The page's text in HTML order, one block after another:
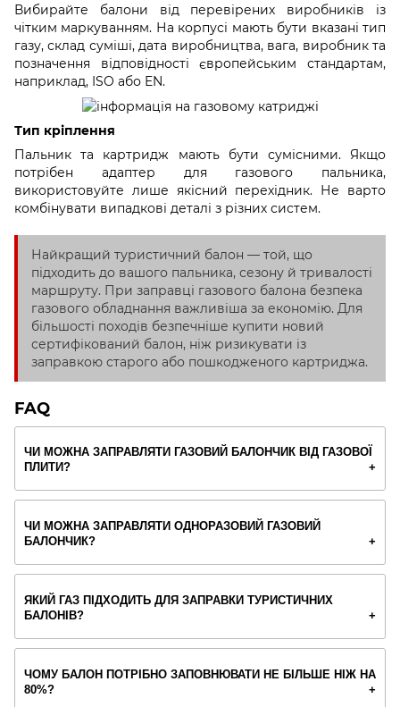
Вибирайте балони від перевірених виробників із
чітким маркуванням. На корпусі мають бути вказані тип
газу, склад суміші, дата виробництва, вага, виробник та
позначення відповідності європейським стандартам,
наприклад, ISO або EN.
Тип кріплення
Пальник та картридж мають бути сумісними. Якщо
потрібен адаптер для газового пальника,
використовуйте лише якісний перехідник. Не варто
комбінувати випадкові деталі з різних систем.
Найкращий туристичний балон — той, що
підходить до вашого пальника, сезону й тривалості
маршруту. При заправці газового балона безпека
газового обладнання важливіша за економію. Для
більшості походів безпечніше купити новий
сертифікований балон, ніж ризикувати із
заправкою старого або пошкодженого картриджа.
FAQ
ЧИ МОЖНА ЗАПРАВЛЯТИ ГАЗОВИЙ БАЛОНЧИК ВІД ГАЗОВОЇ
ПЛИТИ?
ЧИ МОЖНА ЗАПРАВЛЯТИ ОДНОРАЗОВИЙ ГАЗОВИЙ
БАЛОНЧИК?
ЯКИЙ ГАЗ ПІДХОДИТЬ ДЛЯ ЗАПРАВКИ ТУРИСТИЧНИХ
БАЛОНІВ?
ЧОМУ БАЛОН ПОТРІБНО ЗАПОВНЮВАТИ НЕ БІЛЬШЕ НІЖ НА
80%?